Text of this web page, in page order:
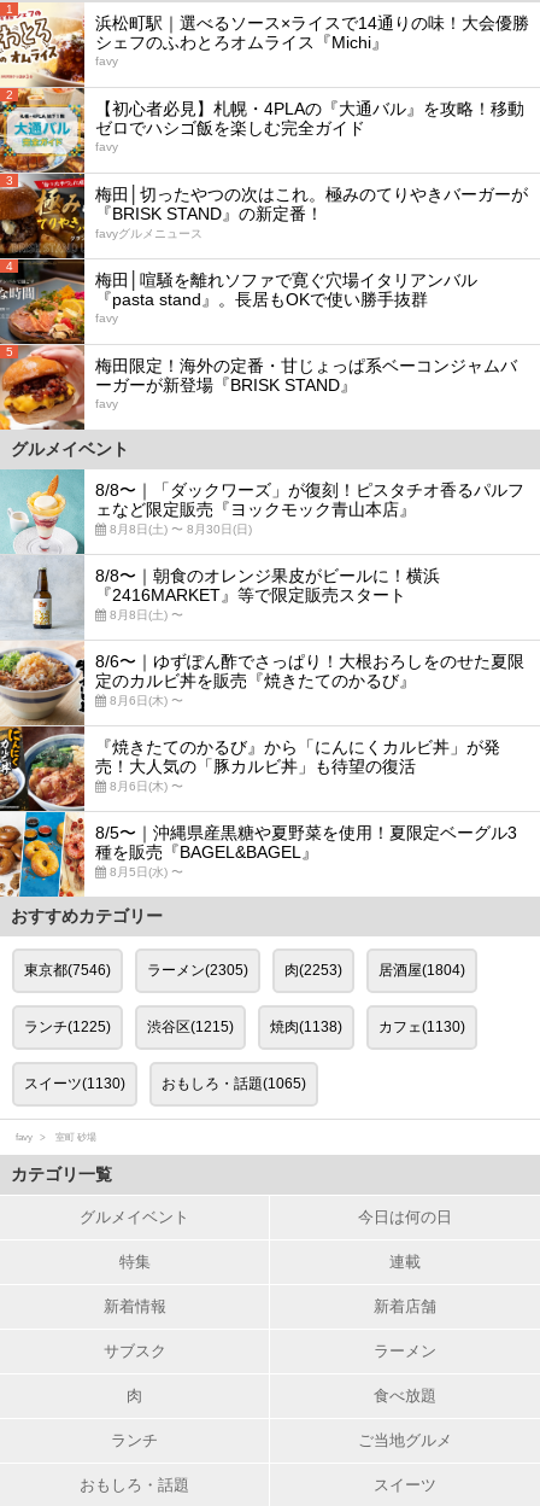
1
浜松町駅｜選べるソース×ライスで14通りの味！大会優勝
シェフのふわとろオムライス『Michi』
favy
2
【初心者必見】札幌・4PLAの『大通バル』を攻略！移動
ゼロでハシゴ飯を楽しむ完全ガイド
favy
3
梅田│切ったやつの次はこれ。極みのてりやきバーガーが
『BRISK STAND』の新定番！
favyグルメニュース
4
梅田│喧騒を離れソファで寛ぐ穴場イタリアンバル
『pasta stand』。長居もOKで使い勝手抜群
favy
5
梅田限定！海外の定番・甘じょっぱ系ベーコンジャムバ
ーガーが新登場『BRISK STAND』
favy
グルメイベント
8/8〜｜「ダックワーズ」が復刻！ピスタチオ香るパルフ
ェなど限定販売『ヨックモック青山本店』
8月8日(土) 〜 8月30日(日)
8/8〜｜朝食のオレンジ果皮がビールに！横浜
『2416MARKET』等で限定販売スタート
8月8日(土) 〜
8/6〜｜ゆずぽん酢でさっぱり！大根おろしをのせた夏限
定のカルビ丼を販売『焼きたてのかるび』
8月6日(木) 〜
『焼きたてのかるび』から「にんにくカルビ丼」が発
売！大人気の「豚カルビ丼」も待望の復活
8月6日(木) 〜
8/5〜｜沖縄県産黒糖や夏野菜を使用！夏限定ベーグル3
種を販売『BAGEL&BAGEL』
8月5日(水) 〜
おすすめカテゴリー
東京都(7546) ラーメン(2305) 肉(2253) 居酒屋(1804)
ランチ(1225) 渋谷区(1215) 焼肉(1138) カフェ(1130)
スイーツ(1130) おもしろ・話題(1065)
favy 室町 砂場
カテゴリ一覧
グルメイベント 今日は何の日
特集 連載
新着情報 新着店舗
サブスク ラーメン
肉 食べ放題
ランチ ご当地グルメ
おもしろ・話題 スイーツ